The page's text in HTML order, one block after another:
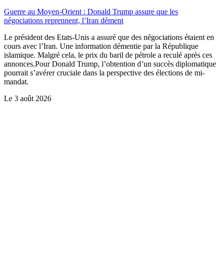
Guerre au Moyen-Orient : Donald Trump assure que les
négociations reprennent, l’Iran dément
Le président des Etats-Unis a assuré que des négociations étaient en
cours avec l’Iran. Une information démentie par la République
islamique. Malgré cela, le prix du baril de pétrole a reculé après ces
annonces.Pour Donald Trump, l’obtention d’un succès diplomatique
pourrait s’avérer cruciale dans la perspective des élections de mi-
mandat.
Le 3 août 2026